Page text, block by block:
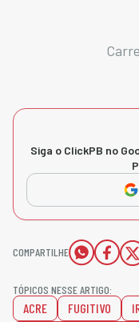
Siga o ClickPB no
COMPARTILHE
TÓPICOS NESSE ARTIGO:
ACRE FUGITIVO